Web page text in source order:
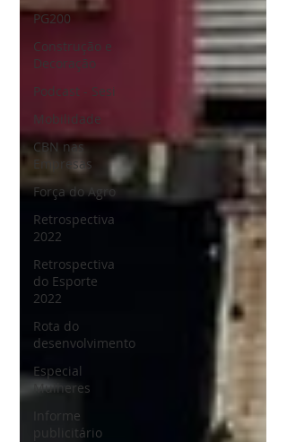
PG200
Construção e
Decoração
Podcast - Sesi
Mobilidade
CBN nas
Empresas
Força do Agro
Retrospectiva
2022
Retrospectiva
do Esporte
2022
Rota do
desenvolvimento
Especial
Mulheres
Informe
publicitário